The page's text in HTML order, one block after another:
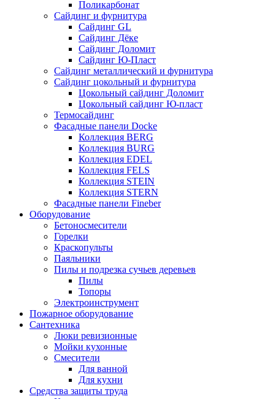
Поликарбонат
Сайдинг и фурнитура
Сайдинг GL
Сайдинг Дёке
Сайдинг Доломит
Сайдинг Ю-Пласт
Сайдинг металлический и фурнитура
Сайдинг цокольный и фурнитура
Цокольный сайдинг Доломит
Цокольный сайдинг Ю-пласт
Термосайдинг
Фасадные панели Docke
Коллекция BERG
Коллекция BURG
Коллекция EDEL
Коллекция FELS
Коллекция STEIN
Коллекция STERN
Фасадные панели Fineber
Оборудование
Бетоносмесители
Горелки
Краскопульты
Паяльники
Пилы и подрезка сучьев деревьев
Пилы
Топоры
Электроинструмент
Пожарное оборудование
Сантехника
Люки ревизионные
Мойки кухонные
Смесители
Для ванной
Для кухни
Средства защиты труда